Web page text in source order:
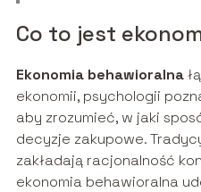
Co to jest
Ekonomia behawioralna
ekonomii, psychologii
aby zrozumieć, w jaki
decyzje zakupowe.
zakładają racjonalność
ekonomia behawioralna